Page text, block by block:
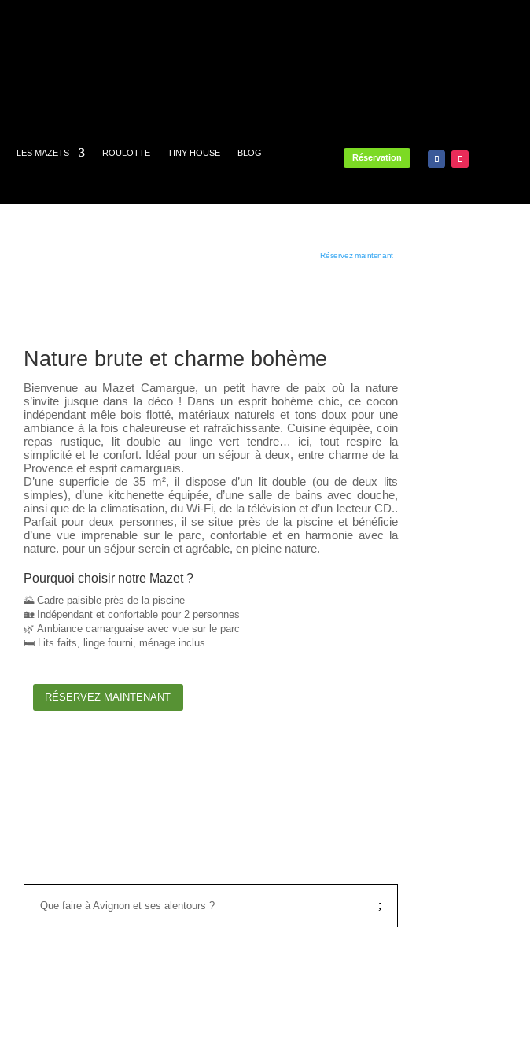
LES MAZETS ROULOTTE TINY HOUSE BLOG
Réservation
Réservez maintenant
Nature brute et charme bohème
Bienvenue au Mazet Camargue, un petit havre de paix où la nature
s’invite jusque dans la déco ! Dans un esprit bohème chic, ce cocon
indépendant mêle bois flotté, matériaux naturels et tons doux pour une
ambiance à la fois chaleureuse et rafraîchissante. Cuisine équipée, coin
repas rustique, lit double au linge vert tendre… ici, tout respire la
simplicité et le confort. Idéal pour un séjour à deux, entre charme de la
Provence et esprit camarguais.
D’une superficie de 35 m², il dispose d’un lit double (ou de deux lits
simples), d’une kitchenette équipée, d’une salle de bains avec douche,
ainsi que de la climatisation, du Wi-Fi, de la télévision et d’un lecteur CD..
Parfait pour deux personnes, il se situe près de la piscine et bénéficie
d’une vue imprenable sur le parc, confortable et en harmonie avec la
nature. pour un séjour serein et agréable, en pleine nature.
Pourquoi choisir notre Mazet ?
🌄 Cadre paisible près de la piscine
🏡 Indépendant et confortable pour 2 personnes
🌿 Ambiance camarguaise avec vue sur le parc
🛏️ Lits faits, linge fourni, ménage inclus
RÉSERVEZ MAINTENANT
Que faire à Avignon et ses alentours ?